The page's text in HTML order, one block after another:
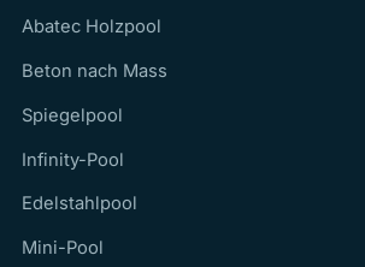
Abatec Holzpool
Beton nach Mass
Spiegelpool
Infinity-Pool
Edelstahlpool
Mini-Pool